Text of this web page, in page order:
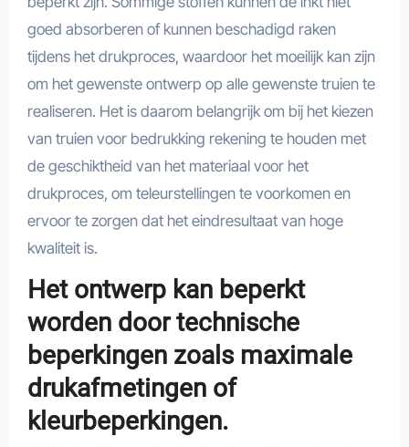
goed absorberen of kunnen beschadigd raken
tijdens het drukproces, waardoor het moeilijk kan zijn
om het gewenste ontwerp op alle gewenste truien te
realiseren. Het is daarom belangrijk om bij het kiezen
van truien voor bedrukking rekening te houden met
de geschiktheid van het materiaal voor het
drukproces, om teleurstellingen te voorkomen en
ervoor te zorgen dat het eindresultaat van hoge
kwaliteit is.
Het ontwerp kan beperkt
worden door technische
beperkingen zoals maximale
drukafmetingen of
kleurbeperkingen.